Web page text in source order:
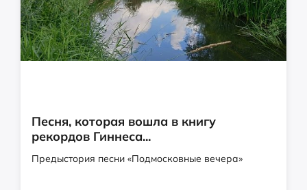
Песня, которая вошла в книгу
рекордов Гиннеса...
Предыстория песни «Подмосковные вечера»